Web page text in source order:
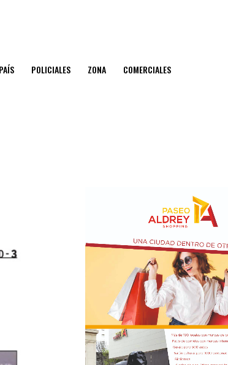
PAÍS POLICIALES ZONA COMERCIALES